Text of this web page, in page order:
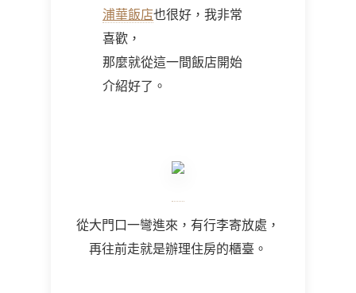
浦華飯店也很好，我非常
喜歡，
那麼就從這一間飯店開始
介紹好了。
從大門口一彎進來，有行李寄放處，
再往前走就是辦理住房的櫃臺。